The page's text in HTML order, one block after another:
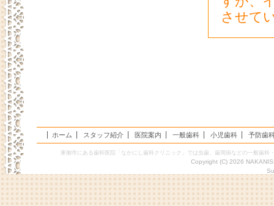
させて
ホーム スタッフ紹介 医院案内 一般歯科 小児歯科 予防歯
東御市にある歯科医院「なかにし歯科クリニック」では虫歯、歯周病などの一般歯
Copyright (C) 2026